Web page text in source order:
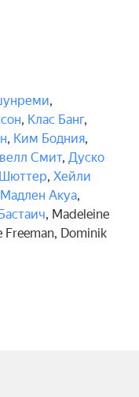
,
, Клас Банг,
, Ким Бодния,
Смит, Дуско
, Хейли
Мадлен Акуа,
, Madeleine
Freeman, Dominik